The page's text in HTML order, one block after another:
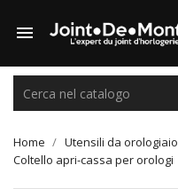

Home Utensili da orologiaio
Coltello apri-cassa per orologi